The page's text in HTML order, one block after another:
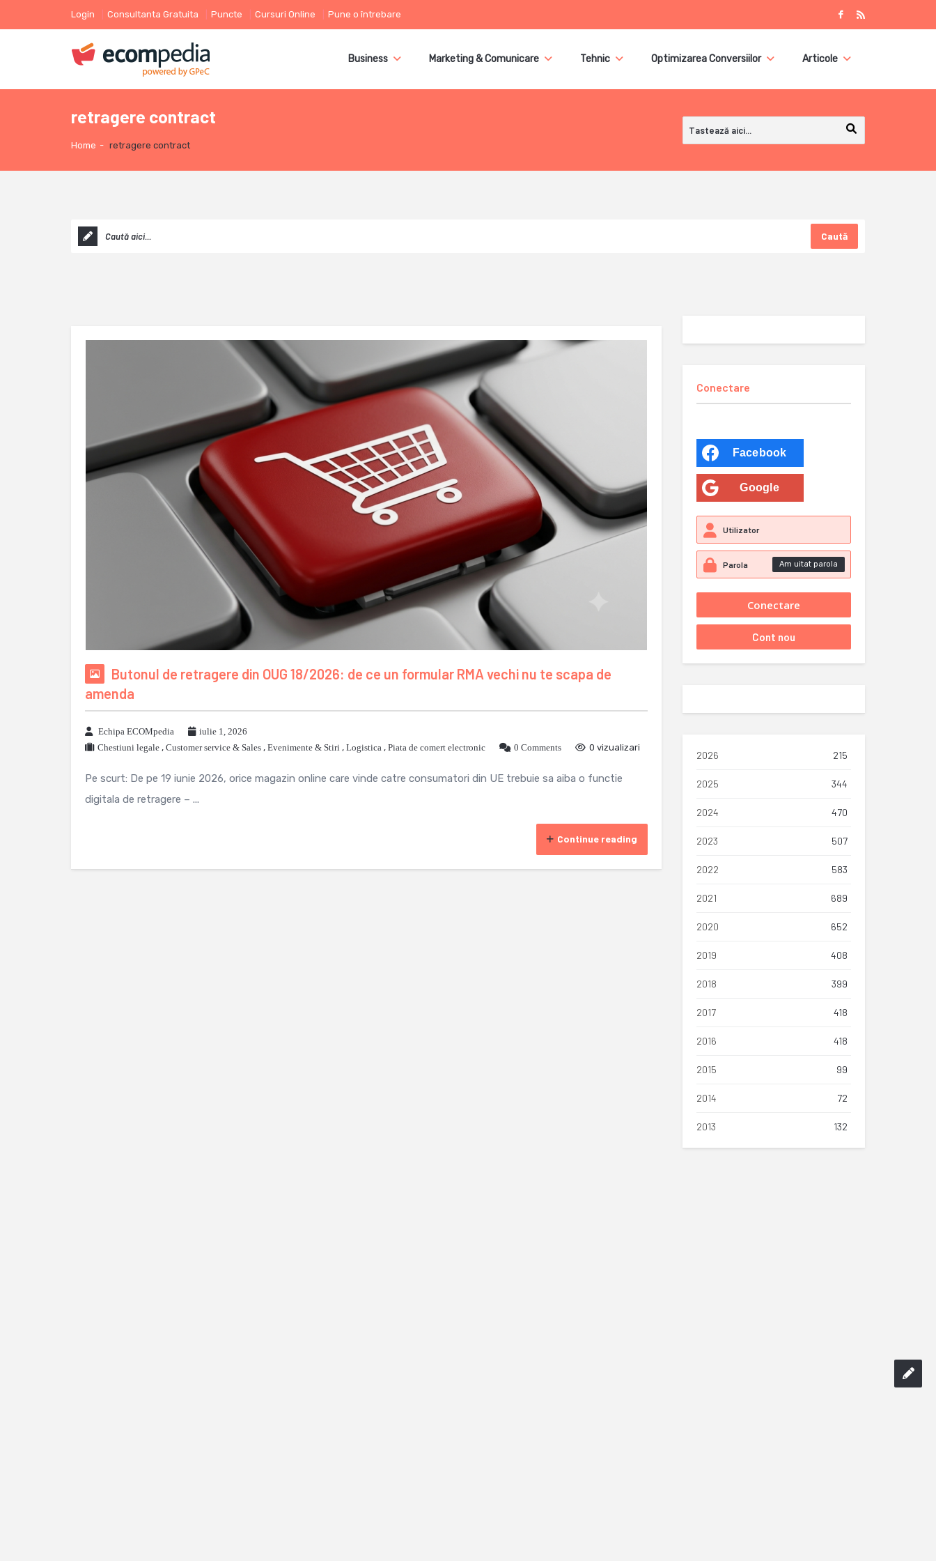
Login Consultanta Gratuita Puncte Cursuri Online Pune o întrebare
Business Marketing & Comunicare Tehnic Optimizarea Conversiilor Articole
retragere contract
Home - retragere contract
Caută
Butonul de retragere din OUG 18/2026: de ce un formular RMA vechi nu te scapa de
amenda
Echipa ECOMpedia
iulie 1, 2026
Chestiuni legale , Customer service & Sales , Evenimente & Stiri , Logistica , Piata de comert electronic 0 Comments 0 vizualizari
Pe scurt: De pe 19 iunie 2026, orice magazin online care vinde catre consumatori din UE trebuie sa aiba o functie
digitala de retragere – ...
Continue reading
Conectare
Facebook
Google
Am uitat parola
2026 215
2025 344
2024 470
2023 507
2022 583
2021 689
2020 652
2019 408
2018 399
2017 418
2016 418
2015 99
2014 72
2013 132